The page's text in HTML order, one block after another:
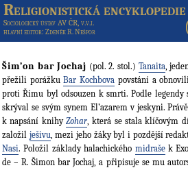
Religionistická encyklopedie
Sociologický ústav AV ČR, v.v.i.
hlavní editor: Zdeněk R. Nešpor
Šim’on bar Jochaj (pol. 2. stol.) Tanaita,
přežili porážkuBar Kochbova povstání a
proti Římu byl odsouzen k smrti. Podle legendy
skrýval se svým synem El’azarem v jeskyni.
k napsání knihy Zohar, která se stala klíčovým
založil ješivu, mezi jeho žáky byl i pozdější
Nasi. Položil základy halachického midrašek
de – R. Šimon bar Jochaj, a připisuje se mu